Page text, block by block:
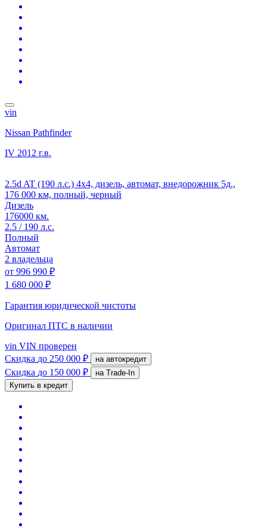
vin
Nissan Pathfinder
IV 2012 г.в.
2.5d AT (190 л.с.) 4x4, дизель, автомат, внедорожник 5д.,
176 000 км, полный, черный
Дизель
176000 км.
2.5 / 190 л.с.
Полный
Автомат
2 владельца
от 996 990 ₽
1 680 000 ₽
Гарантия юридической чистоты
Оригинал ПТС в наличии
vin VIN проверен
Скидка до 250 000 ₽ на автокредит
Скидка до 150 000 ₽
на Trade-In
Купить в кредит